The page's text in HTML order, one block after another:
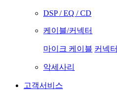
DSP / EQ / CD
케이블/커넥터
마이크 케이블 커넥터
악세사리
고객서비스